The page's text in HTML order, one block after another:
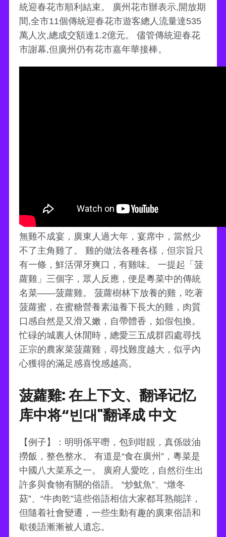
統迎春花市順利結束。 廣州花市辦表示,開放期
間,全市11個傳統迎春花市遊客總人流量達535
萬人次,總成交額達1.2億元。 儘管傳統迎春花
市謝幕,但廣州仍有花市嘉年華接棒。
無雞不成宴，廣東人過大年，宴席中，當然少
不了主角雞了。 雞的做法各種各樣，但宗旨只
有一條，鮮活彈牙爽口，有雞味。 一提起「菠
蘿雞」三個字，眾人反應，便是粵菜中的傳統
名菜——菠蘿雞。 菠蘿樹林下放養的雞，吃著
菠蘿蜜，在蜜糖營養素滋養下長大的雞，肉質
口感自然是又滑又嫩，自帶體香，如假包換。
忙碌的城裏人休閒時，總愛三五成群四處尋找
正宗的農家菜菠蘿雞，尋找難度越大，似乎內
心獲得的滿足感喜悅感越高。
菠蘿雞: 在上下文、翻译记忆
库中将“빈대"翻译成 中文
【例子】：明明係平嘢，包到咁靚，真係豉油
撈飯，整色整水。 有道是“食在廣州”，粵菜是
中國八大菜系之一。 廣府人愛吃，自然衍生出
許多與食物有關的俗語。 “炒魷魚”、“燉冬
菇”、“牛肉乾”這些俗語相信大家都耳熟能詳，
但隨着社會變遷，一些生動有趣的廣東俗語和
歇後語漸漸被人遺忘。